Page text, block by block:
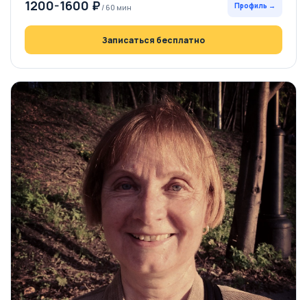
1200-1600 ₽/ 60 мин Профиль →
Записаться бесплатно